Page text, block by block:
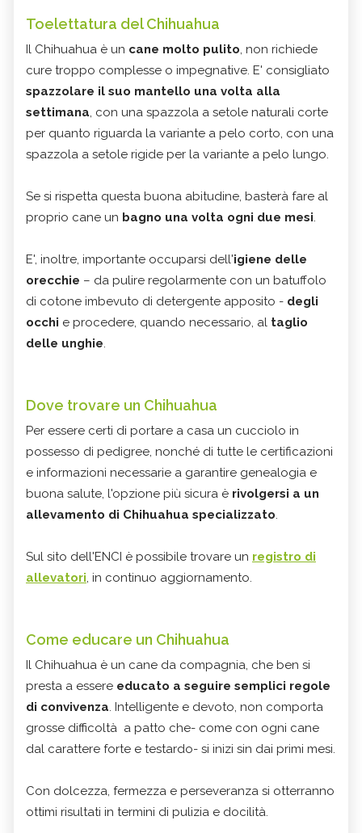
Toelettatura del Chihuahua
Il Chihuahua è un cane molto pulito, non richiede
cure troppo complesse o impegnative. E' consigliato
spazzolare il suo mantello una volta alla
settimana, con una spazzola a setole naturali corte
per quanto riguarda la variante a pelo corto, con una
spazzola a setole rigide per la variante a pelo lungo.
Se si rispetta questa buona abitudine, basterà fare al
proprio cane un bagno una volta ogni due mesi.
E', inoltre, importante occuparsi dell'igiene delle
orecchie – da pulire regolarmente con un batuffolo
di cotone imbevuto di detergente apposito - degli
occhi e procedere, quando necessario, al taglio
delle unghie.
Dove trovare un Chihuahua
Per essere certi di portare a casa un cucciolo in
possesso di pedigree, nonché di tutte le certificazioni
e informazioni necessarie a garantire genealogia e
buona salute, l'opzione più sicura è rivolgersi a un
allevamento di Chihuahua specializzato.
Sul sito dell'ENCI è possibile trovare un registro di
allevatori, in continuo aggiornamento.
Come educare un Chihuahua
Il Chihuahua è un cane da compagnia, che ben si
presta a essere educato a seguire semplici regole
di convivenza. Intelligente e devoto, non comporta
grosse difficoltà a patto che- come con ogni cane
dal carattere forte e testardo- si inizi sin dai primi mesi.
Con dolcezza, fermezza e perseveranza si otterranno
ottimi risultati in termini di pulizia e docilità.